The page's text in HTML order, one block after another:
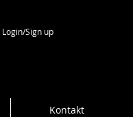
Login/Sign up
Kontakt